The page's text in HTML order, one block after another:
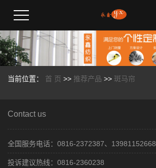
当前位置： 首 页 >> 推荐产品 >> 斑马帘
Contact us
全国服务电话：0816-2372387、13981152668
投诉建议热线：0816-2360238